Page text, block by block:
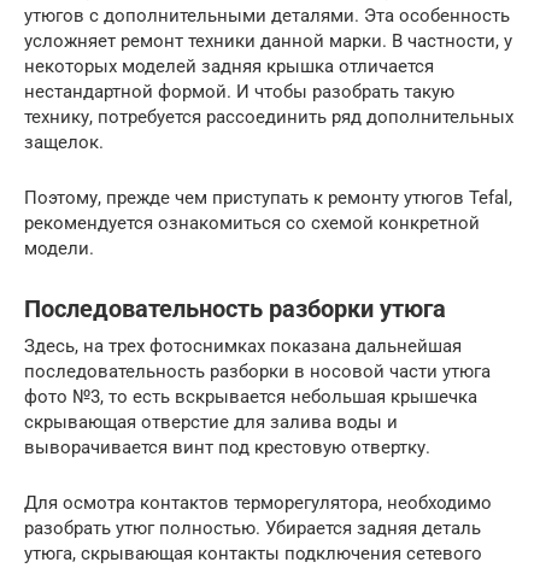
утюгов с дополнительными деталями. Эта особенность
усложняет ремонт техники данной марки. В частности, у
некоторых моделей задняя крышка отличается
нестандартной формой. И чтобы разобрать такую
технику, потребуется рассоединить ряд дополнительных
защелок.
Поэтому, прежде чем приступать к ремонту утюгов Tefal,
рекомендуется ознакомиться со схемой конкретной
модели.
Последовательность разборки утюга
Здесь, на трех фотоснимках показана дальнейшая
последовательность разборки в носовой части утюга
фото №3, то есть вскрывается небольшая крышечка
скрывающая отверстие для залива воды и
выворачивается винт под крестовую отвертку.
Для осмотра контактов терморегулятора, необходимо
разобрать утюг полностью. Убирается задняя деталь
утюга, скрывающая контакты подключения сетевого